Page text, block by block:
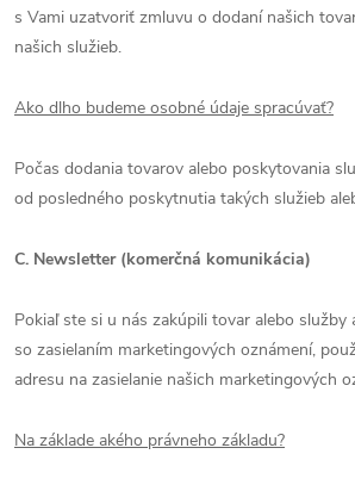
s Vami uzatvoriť zmluvu o dodaní našich
našich služieb.
Ako dlho budeme osobné údaje spracúvať?
Počas dodania tovarov alebo poskytovania
od posledného poskytnutia takých služieb
C. Newsletter (komerčná komunikácia)
Pokiaľ ste si u nás zakúpili tovar alebo služby
so zasielaním marketingových oznámení,
adresu na zasielanie našich marketingových
Na základe akého právneho základu?